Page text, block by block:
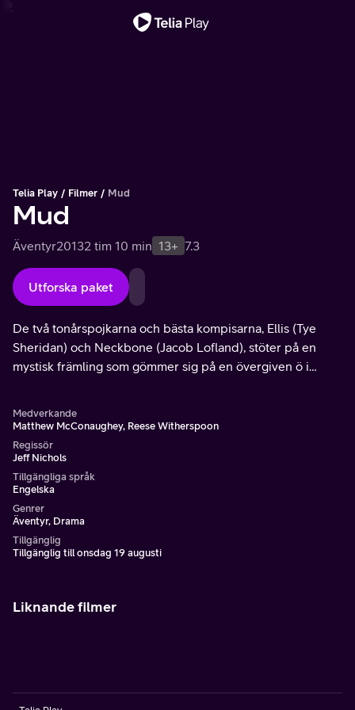
Telia Play Filmer Mud
Mud
Äventyr20132 tim 10 min 13+ 7.3
Utforska paket
De två tonårspojkarna och bästa kompisarna, Ellis (Tye
Sheridan) och Neckbone (Jacob Lofland), stöter på en
mystisk främling som gömmer sig på en övergiven ö i
Medverkande
Matthew McConaughey, Reese Witherspoon
Regissör
Jeff Nichols
Tillgängliga språk
Engelska
Genrer
Äventyr, Drama
Tillgänglig
Tillgänglig till onsdag 19 augusti
Liknande filmer